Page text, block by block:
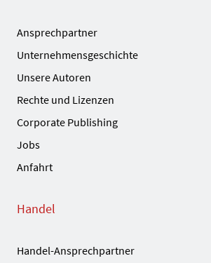
Ansprechpartner
Unternehmensgeschichte
Unsere Autoren
Rechte und Lizenzen
Corporate Publishing
Jobs
Anfahrt
Handel
Handel-Ansprechpartner